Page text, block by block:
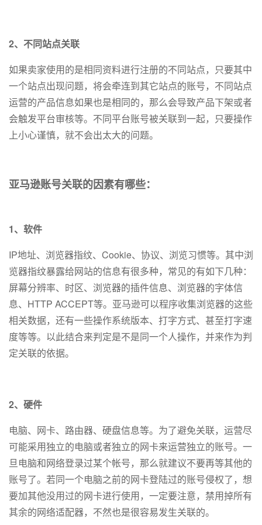
2、不同站点关联
如果卖家使用的是相同资料进行注册的不同站点，只要其中
一个站点出现问题，将会牵连到其它站点的账号，不同站点
运营的产品信息如果也是相同的，那么会导致产品下架或者
会触发平台审核等。不同平台账号被关联到一起，只要操作
上小心谨慎，就不会出太大的问题。
亚马逊账号关联的因素有哪些：
1、软件
IP地址、浏览器指纹、Cookie、协议、浏览习惯等。其中浏
览器指纹暴露给网站的信息有很多种，常见的有如下几种：
屏幕分辨率、时区、浏览器的插件信息、浏览器的字体信
息、HTTP ACCEPT等。亚马逊可以程序收集浏览器的这些
相关数据，还有一些操作系统版本、打字方式、甚至打字速
度等等。以此结合来判定是不是同一个人操作，并来作为判
定关联的依据。
2、硬件
电脑、网卡、路由器、硬盘信息等。为了避免关联，运营尽
可能采用独立的电脑或者独立的网卡来运营独立的账号。一
旦电脑和网络登录过某个帐号，那么就建议不要再等其他的
账号了。若同一个电脑之前的网卡登陆过的账号侵权了，想
要加其他没用过的网卡进行使用，一定要注意，禁用掉所有
其余的网络适配器，不然也是很容易发生关联的。